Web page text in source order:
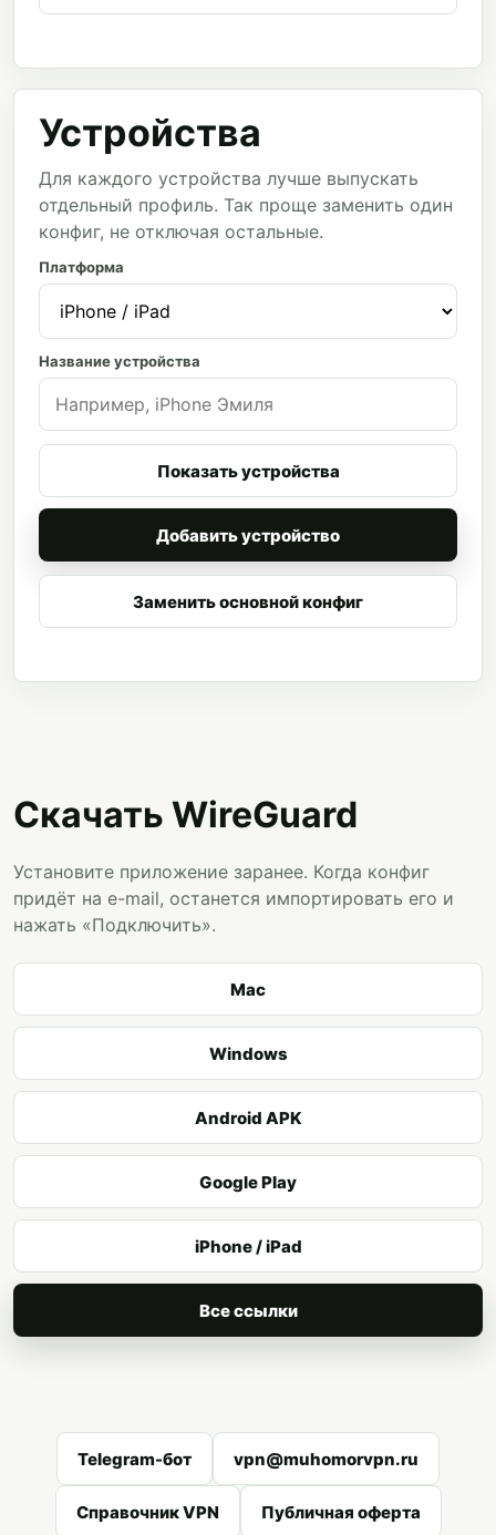
Устройства
Для каждого устройства лучше выпускать
отдельный профиль. Так проще заменить один
конфиг, не отключая остальные.
Платформа
Название устройства
Показать устройства
Добавить устройство
Заменить основной конфиг
Скачать WireGuard
Установите приложение заранее. Когда конфиг
придёт на e-mail, останется импортировать его и
нажать «Подключить».
Mac
Windows
Android APK
Google Play
iPhone / iPad
Все ссылки
Telegram-бот vpn@muhomorvpn.ru
Справочник VPN Публичная оферта